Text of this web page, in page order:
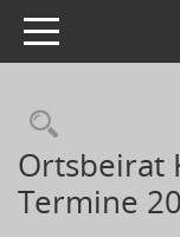
Toggle navigation
Ortsbeirat
Termine